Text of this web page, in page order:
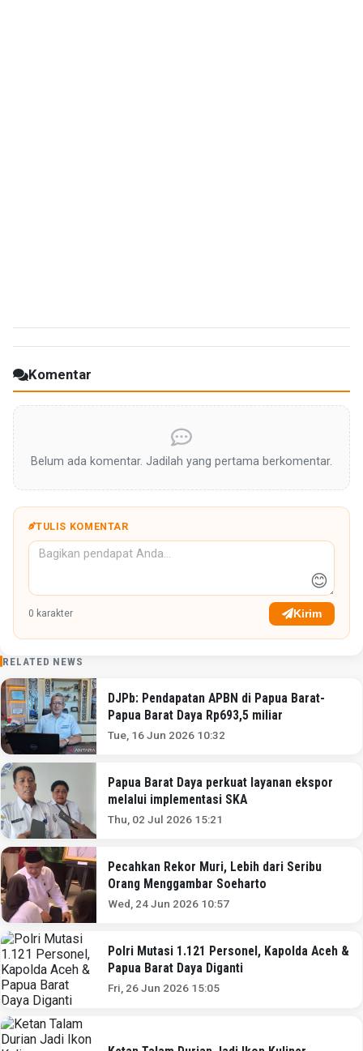
Komentar
Belum ada komentar. Jadilah yang pertama berkomentar.
TULIS KOMENTAR
😊
0 karakter Kirim
RELATED NEWS
DJPb: Pendapatan APBN di Papua Barat-
Papua Barat Daya Rp693,5 miliar
Tue, 16 Jun 2026 10:32
Papua Barat Daya perkuat layanan ekspor
melalui implementasi SKA
Thu, 02 Jul 2026 15:21
Pecahkan Rekor Muri, Lebih dari Seribu
Orang Menggambar Soeharto
Wed, 24 Jun 2026 10:57
Polri Mutasi 1.121 Personel, Kapolda Aceh &
Papua Barat Daya Diganti
Fri, 26 Jun 2026 15:05